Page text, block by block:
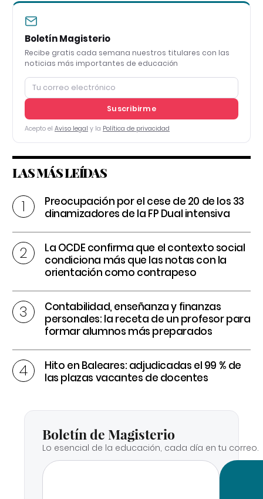
Boletín Magisterio
Recibe gratis cada semana nuestros titulares con las
noticias más importantes de educación
Suscribirme
Acepto el Aviso legal y la Política de privacidad
LAS MÁS LEÍDAS
Preocupación por el cese de 20 de los 33
dinamizadores de la FP Dual intensiva
La OCDE confirma que el contexto social
condiciona más que las notas con la
orientación como contrapeso
Contabilidad, enseñanza y finanzas
personales: la receta de un profesor para
formar alumnos más preparados
Hito en Baleares: adjudicadas el 99 % de
las plazas vacantes de docentes
Boletín de Magisterio
Lo esencial de la educación, cada día en tu correo.